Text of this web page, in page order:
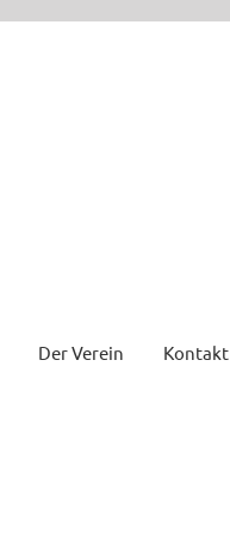
Der Verein Kontakt